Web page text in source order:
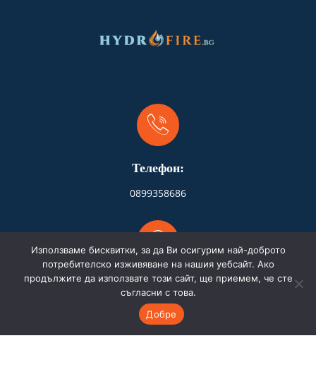
Телефон:
0899358686
Адрес:
Бургас
Използваме бисквитки, за да Ви осигурим най-доброто
потребителско изживяване на нашия уебсайт. Ако
продължите да използвате този сайт, ще приемем, че сте
съгласни с това.
Добре